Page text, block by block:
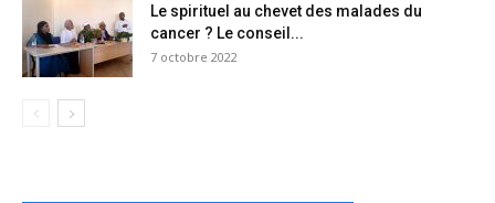
Le spirituel au chevet des malades du
cancer ? Le conseil...
7 octobre 2022